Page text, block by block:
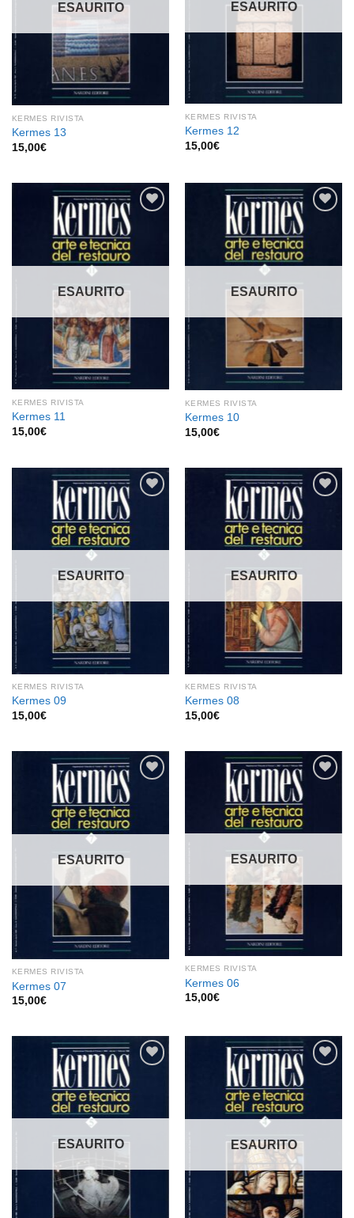
ESAURITO
KERMES RIVISTA
Kermes 13
15,00€
ESAURITO
KERMES RIVISTA
Kermes 12
15,00€
Aggiungi
alla lista
ESAURITO
KERMES RIVISTA
Kermes 11
15,00€
Aggiungi
alla lista
ESAURITO
KERMES RIVISTA
Kermes 10
15,00€
Aggiungi
alla lista
ESAURITO
KERMES RIVISTA
Kermes 09
15,00€
Aggiungi
alla lista
ESAURITO
KERMES RIVISTA
Kermes 08
15,00€
Aggiungi
alla lista
ESAURITO
KERMES RIVISTA
Kermes 07
15,00€
Aggiungi
alla lista
ESAURITO
KERMES RIVISTA
Kermes 06
15,00€
Aggiungi
alla lista
ESAURITO
Aggiungi
alla lista
ESAURITO